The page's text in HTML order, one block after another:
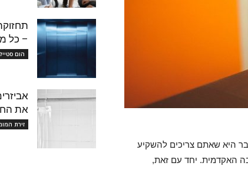
היא שאתם צריכים להשקיע
האקדמית. יחד עם זאת,
– כל
הום
את
זירת